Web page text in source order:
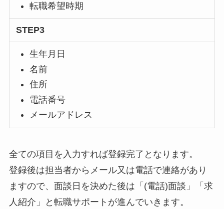
転職希望時期
STEP3
生年月日
名前
住所
電話番号
メールアドレス
全ての項目を入力すれば登録完了となります。
登録後は担当者からメール又は電話で連絡があり
ますので、面談日を決めた後は「(電話)面談」「求
人紹介」と転職サポートが進んでいきます。